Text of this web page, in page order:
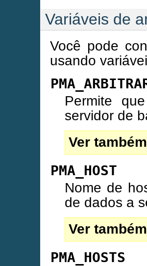
Variáveis de
Você pode
usando
Permite
servidor de
Ver também
PMA_HOST
Nome de
de dados a
Ver também
PMA_HOSTS